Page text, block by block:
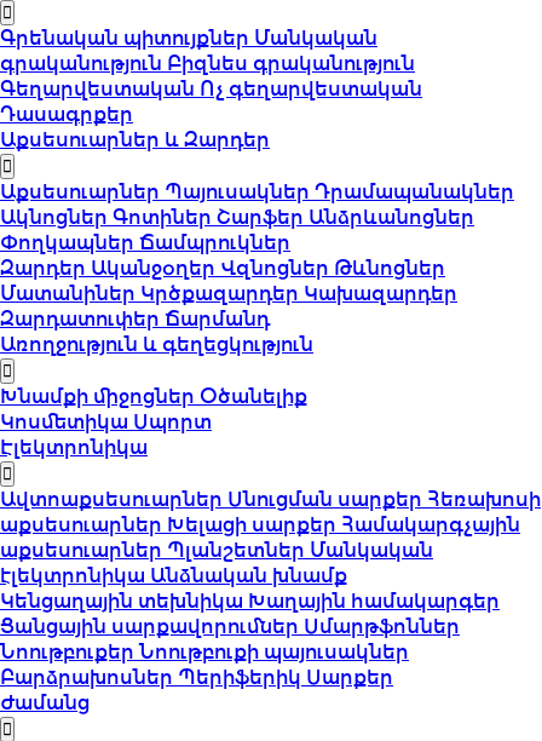
Գրենական պիտույքներ Մանկական
գրականություն Բիզնես գրականություն
Գեղարվեստական Ոչ գեղարվեստական
Դասագրքեր
Աքսեսուարներ և Զարդեր
Աքսեսուարներ Պայուսակներ Դրամապանակներ
Ակնոցներ Գոտիներ Շարֆեր Անձրևանոցներ
Փողկապներ Ճամպրուկներ
Զարդեր Ականջօղեր Վզնոցներ Թևնոցներ
Մատանիներ Կրծքազարդեր Կախազարդեր
Զարդատուփեր Ճարմանդ
Առողջություն և գեղեցկություն
Խնամքի միջոցներ Օծանելիք
Կոսմետիկա Սպորտ
Էլեկտրոնիկա
Ավտոաքսեսուարներ Սնուցման սարքեր Հեռախոսի
աքսեսուարներ Խելացի սարքեր Համակարգչային
աքսեսուարներ Պլանշետներ Մանկական
էլեկտրոնիկա Անձնական խնամք
Կենցաղային տեխնիկա Խաղային համակարգեր
Ցանցային սարքավորումներ Սմարթֆոններ
ՆոութբուքերՆոութբուքի պայուսակներ
Բարձրախոսներ Պերիֆերիկ Սարքեր
Ժամանց